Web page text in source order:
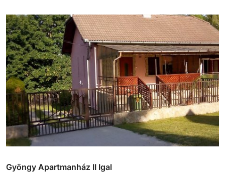
Gyöngy Apartmanház II Igal